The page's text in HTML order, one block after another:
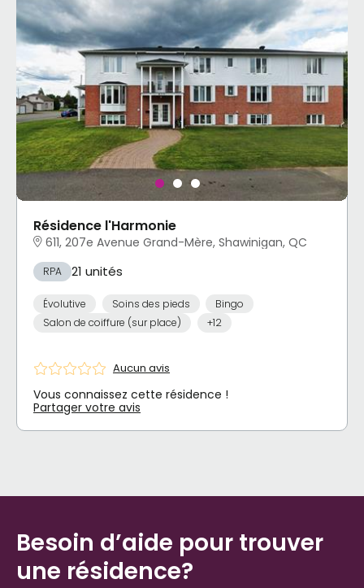
Résidence l'Harmonie
611, 207e Avenue Grand-Mère, Shawinigan, QC
RPA 21 unités
Évolutive Soins des pieds
Bingo
Salon de coiffure (sur place)
+12
Aucun avis
Vous connaissez cette résidence !
Partager votre avis
Besoin d’aide pour trouver
une résidence?